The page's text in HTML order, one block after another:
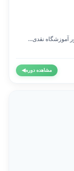
نقدی...
مشاهده دوره◀